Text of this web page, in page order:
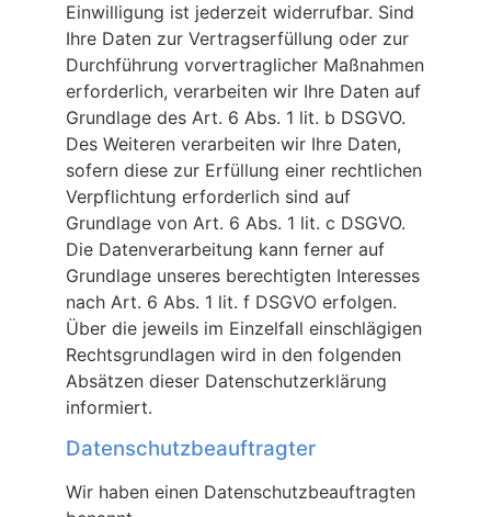
Einwilligung ist jederzeit widerrufbar. Sind
Ihre Daten zur Vertragserfüllung oder zur
Durchführung vorvertraglicher Maßnahmen
erforderlich, verarbeiten wir Ihre Daten auf
Grundlage des Art. 6 Abs. 1 lit. b DSGVO.
Des Weiteren verarbeiten wir Ihre Daten,
sofern diese zur Erfüllung einer rechtlichen
Verpflichtung erforderlich sind auf
Grundlage von Art. 6 Abs. 1 lit. c DSGVO.
Die Datenverarbeitung kann ferner auf
Grundlage unseres berechtigten Interesses
nach Art. 6 Abs. 1 lit. f DSGVO erfolgen.
Über die jeweils im Einzelfall einschlägigen
Rechtsgrundlagen wird in den folgenden
Absätzen dieser Datenschutzerklärung
informiert.
Datenschutz­beauftragter
Wir haben einen Datenschutzbeauftragten